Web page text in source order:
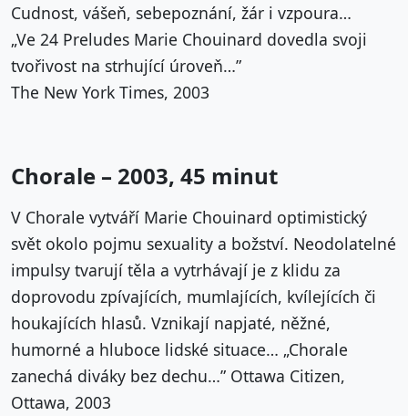
Cudnost, vášeň, sebepoznání, žár i vzpoura…
„Ve 24 Preludes Marie Chouinard dovedla svoji
tvořivost na strhující úroveň…”
The New York Times, 2003
Chorale – 2003, 45 minut
V Chorale vytváří Marie Chouinard optimistický
svět okolo pojmu sexuality a božství. Neodolatelné
impulsy tvarují těla a vytrhávají je z klidu za
doprovodu zpívajících, mumlajících, kvílejících či
houkajících hlasů. Vznikají napjaté, něžné,
humorné a hluboce lidské situace… „Chorale
zanechá diváky bez dechu…” Ottawa Citizen,
Ottawa, 2003